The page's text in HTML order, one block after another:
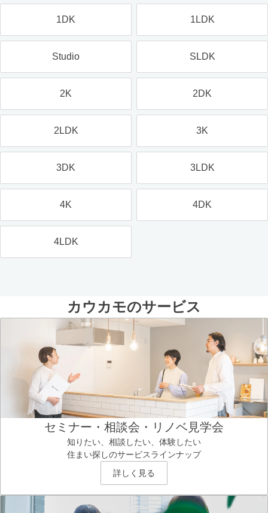
1DK 1LDK
Studio SLDK
2K 2DK
2LDK 3K
3DK 3LDK
4K 4DK
4LDK
カウカモのサービス
セミナー・相談会・リノベ見学会
知りたい、相談したい、体験したい
住まい探しのサービスラインナップ
詳しく見る